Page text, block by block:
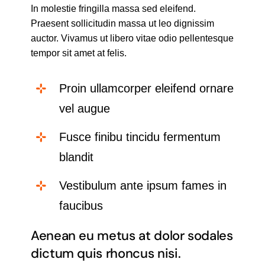
In molestie fringilla massa sed eleifend.
Praesent sollicitudin massa ut leo dignissim
auctor. Vivamus ut libero vitae odio pellentesque
tempor sit amet at felis.
Proin ullamcorper eleifend ornare
vel augue
Fusce finibu tincidu fermentum
blandit
Vestibulum ante ipsum fames in
faucibus
Aenean eu metus at dolor sodales
dictum quis rhoncus nisi.